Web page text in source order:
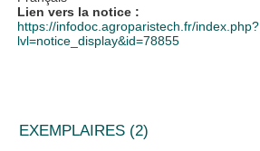
Lien vers la notice :
https://infodoc.agroparistech.fr/index.php?
lvl=notice_display&id=78855
EXEMPLAIRES (2)